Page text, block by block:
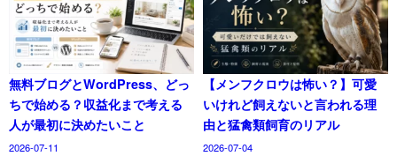
無料ブログとWordPress、どっ
ちで始める？収益化まで考える
人が最初に決めたいこと
2026-07-11
【メンフクロウは怖い？】可愛
いけれど飼えないと言われる理
由と猛禽類飼育のリアル
2026-07-04